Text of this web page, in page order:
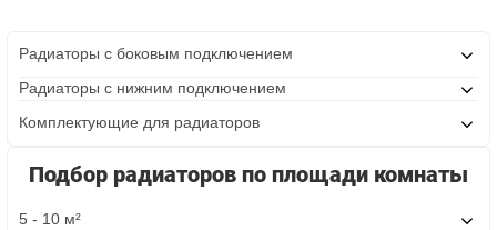
Радиаторы с боковым подключением
Радиаторы с нижним подключением
Комплектующие для радиаторов
Подбор радиаторов по площади комнаты
5 - 10 м²